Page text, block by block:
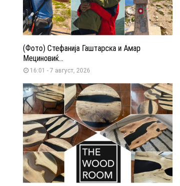
(Фото) Стефанија Гаштарска и Амар
Мециновиќ...
16:01 - 7 август, 2026